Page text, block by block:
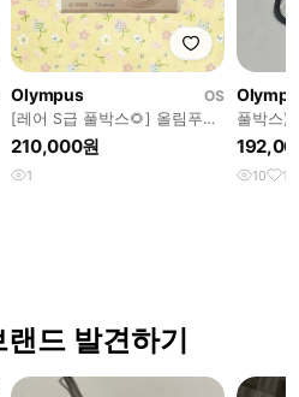
Olympus
OS
[레어 S급 풀박스🌻] 올림푸스
X-785 / fe-220
210,000원
1
풀박스)
Mju-
10 1
드 발견하기